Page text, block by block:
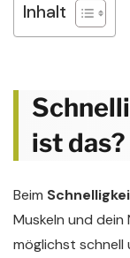
Inhalt
ist das?
Beim
Muskeln und
möglichst schnell